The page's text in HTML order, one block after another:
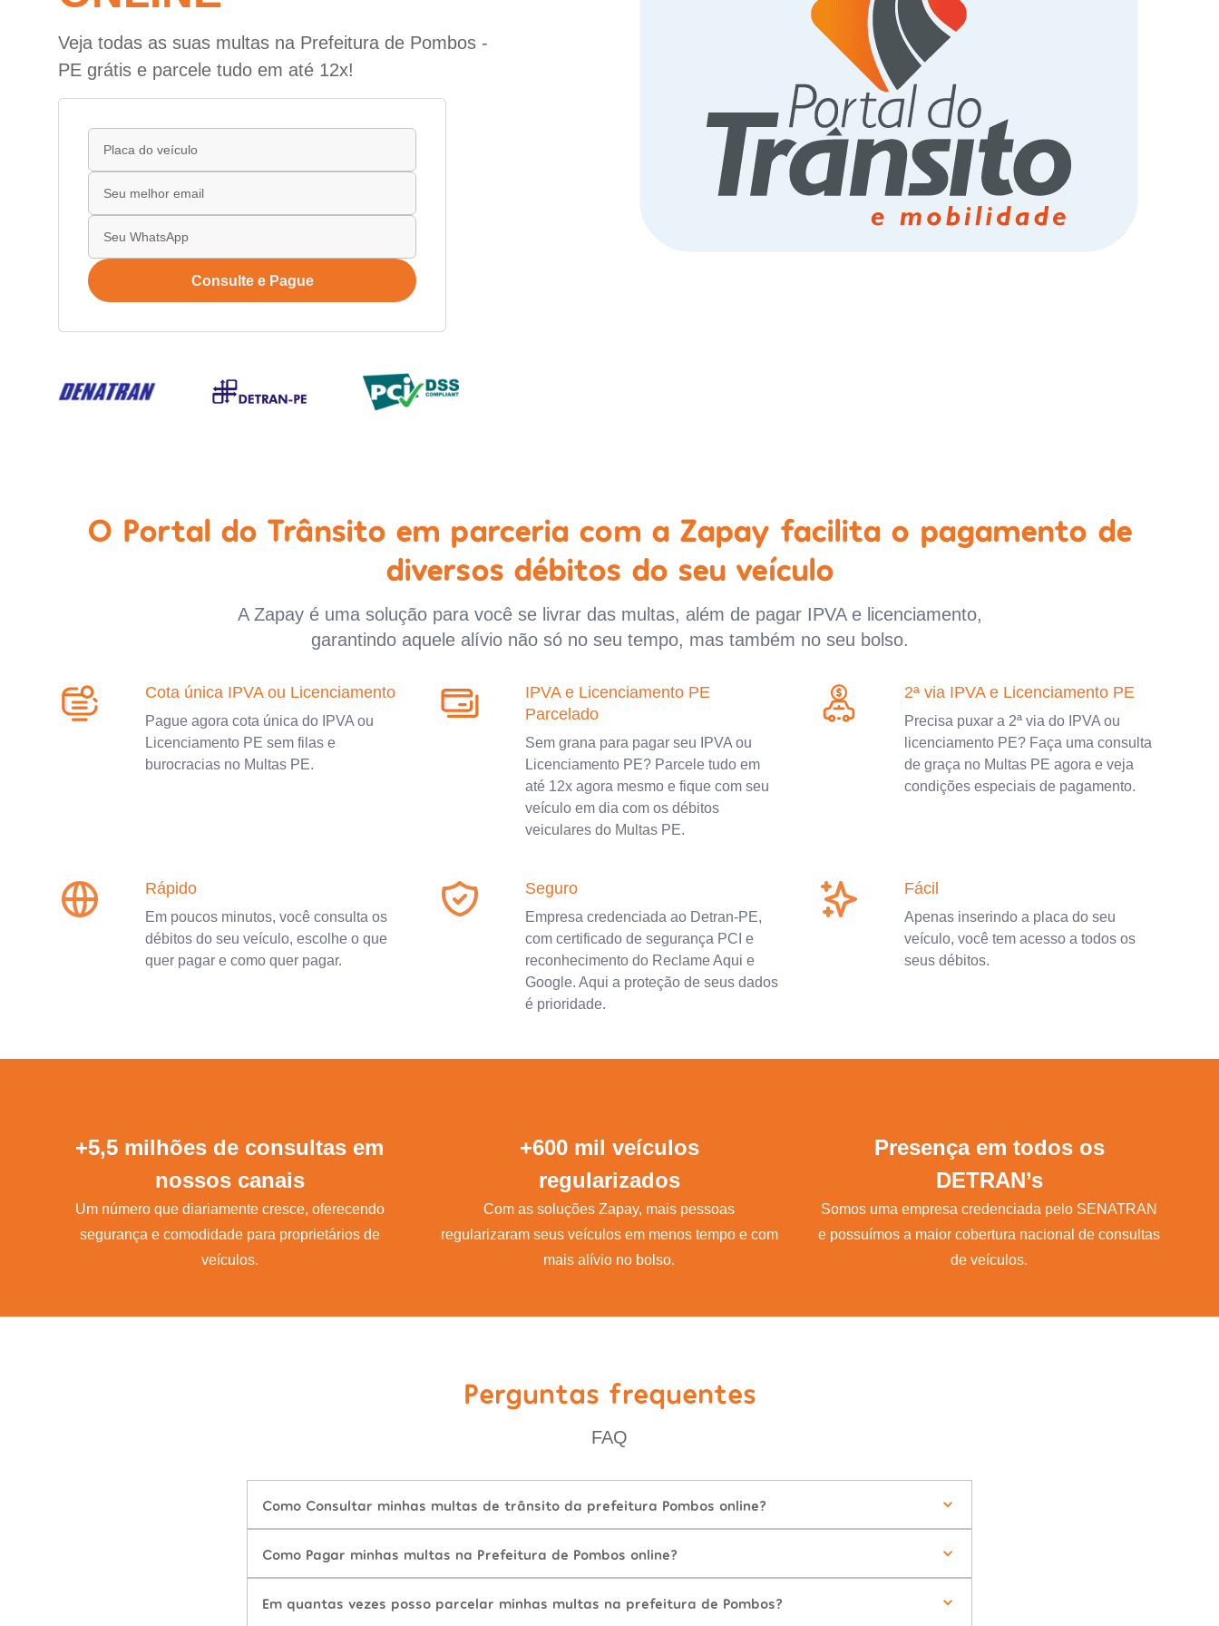
Veja todas as suas multas na Prefeitura de Pombos -
PE grátis e parcele tudo em até 12x!
Consulte e Pague
O Portal do Trânsito em parceria com a Zapay facilita o pagamento de
diversos débitos do seu veículo
A Zapay é uma solução para você se livrar das multas, além de pagar IPVA e licenciamento,
garantindo aquele alívio não só no seu tempo, mas também no seu bolso.
Cota única IPVA ou Licenciamento
Pague agora cota única do IPVA ou
Licenciamento PE sem filas e
burocracias no Multas PE.
IPVA e Licenciamento PE
Parcelado
Sem grana para pagar seu IPVA ou
Licenciamento PE? Parcele tudo em
até 12x agora mesmo e fique com seu
veículo em dia com os débitos
veiculares do Multas PE.
2ª via IPVA e Licenciamento PE
Precisa puxar a 2ª via do IPVA ou
licenciamento PE? Faça uma consulta
de graça no Multas PE agora e veja
condições especiais de pagamento.
Rápido
Em poucos minutos, você consulta os
débitos do seu veículo, escolhe o que
quer pagar e como quer pagar.
Seguro
Empresa credenciada ao Detran-PE,
com certificado de segurança PCI e
reconhecimento do Reclame Aqui e
Google. Aqui a proteção de seus dados
é prioridade.
Fácil
Apenas inserindo a placa do seu
veículo, você tem acesso a todos os
seus débitos.
+5,5 milhões de consultas em
nossos canais
Um número que diariamente cresce, oferecendo
segurança e comodidade para proprietários de
veículos.
+600 mil veículos
regularizados
Com as soluções Zapay, mais pessoas
regularizaram seus veículos em menos tempo e com
mais alívio no bolso.
Presença em todos os
DETRAN’s
Somos uma empresa credenciada pelo SENATRAN
e possuímos a maior cobertura nacional de consultas
de veículos.
Perguntas frequentes
FAQ
Como Consultar minhas multas de trânsito da prefeitura Pombos online?
Como Pagar minhas multas na Prefeitura de Pombos online?
Em quantas vezes posso parcelar minhas multas na prefeitura de Pombos?